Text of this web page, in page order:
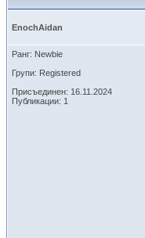
EnochAidan
Ранг: Newbie
Групи: Registered
Присъединен: 16.11.2024
Публикации: 1